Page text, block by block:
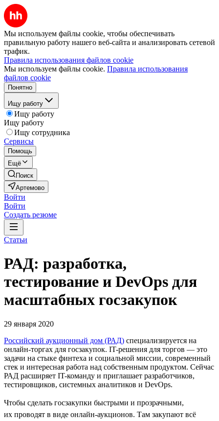
Мы используем файлы cookie, чтобы обеспечивать
правильную работу нашего веб-сайта и анализировать сетевой
трафик.
Правила использования файлов cookie
Мы используем файлы cookie. Правила использования
файлов cookie
Понятно
Ищу работу
Ищу работу
Ищу работу
Ищу сотрудника
Сервисы
Помощь
Ещё
Поиск
Артемово
Войти
Войти
Создать резюме
Статьи
РАД: разработка,
тестирование и DevOps для
масштабных госзакупок
29 января 2020
Российский аукционный дом (РАД) специализируется на
онлайн-торгах для госзакупок. IT-решения для торгов — это
задачи на стыке финтеха и социальной миссии, современный
стек и интересная работа над собственным продуктом. Сейчас
РАД расширяет IT-команду и приглашает разработчиков,
тестировщиков, системных аналитиков и DevOps.
Чтобы сделать госзакупки быстрыми и прозрачными,
их проводят в виде онлайн-аукционов. Там закупают всё